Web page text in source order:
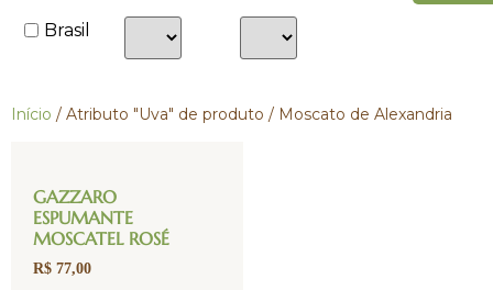
Brasil
Início / Atributo "Uva" de produto / Moscato de Alexandria
GAZZARO
ESPUMANTE
MOSCATEL ROSÉ
R$ 77,00